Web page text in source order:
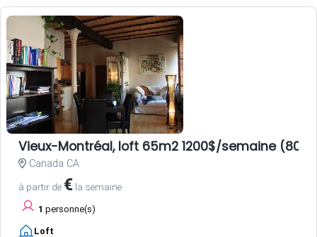
Vieux-Montréal, loft 65m2 1200$/semaine
Canada CA
à partir de € la semaine
1 personne(s)
Loft